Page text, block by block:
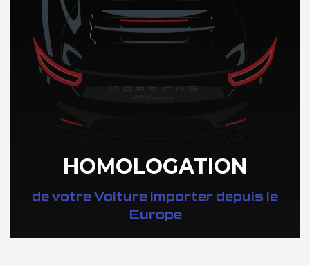
HOMOLOGATION
de votre Voiture importer depuis le
Europe